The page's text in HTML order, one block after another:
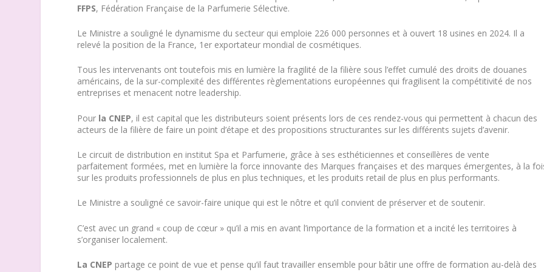
FFPS, Fédération Française de la Parfumerie Sélective.
Le Ministre a souligné le dynamisme du secteur qui emploie 226 000 personnes et à ouvert 18 usines en 2024. Il a
relevé la position de la France, 1er exportateur mondial de cosmétiques.
Tous les intervenants ont toutefois mis en lumière la fragilité de la filière sous l’effet cumulé des droits de douanes
américains, de la sur-complexité des différentes règlementations européennes qui fragilisent la compétitivité de nos
entreprises et menacent notre leadership.
Pour la CNEP, il est capital que les distributeurs soient présents lors de ces rendez-vous qui permettent à chacun des
acteurs de la filière de faire un point d’étape et des propositions structurantes sur les différents sujets d’avenir.
Le circuit de distribution en institut Spa et Parfumerie, grâce à ses esthéticiennes et conseillères de vente
parfaitement formées, met en lumière la force innovante des Marques françaises et des marques émergentes, à la
sur les produits professionnels de plus en plus techniques, et les produits retail de plus en plus performants.
Le Ministre a souligné ce savoir-faire unique qui est le nôtre et qu’il convient de préserver et de soutenir.
C’est avec un grand « coup de cœur » qu’il a mis en avant l’importance de la formation et a incité les territoires à
s’organiser localement.
La CNEP partage ce point de vue et pense qu’il faut travailler ensemble pour bâtir une offre de formation au-delà des